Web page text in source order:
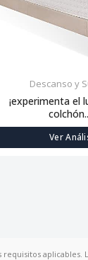
Descanso y
¡experimenta el
Ver